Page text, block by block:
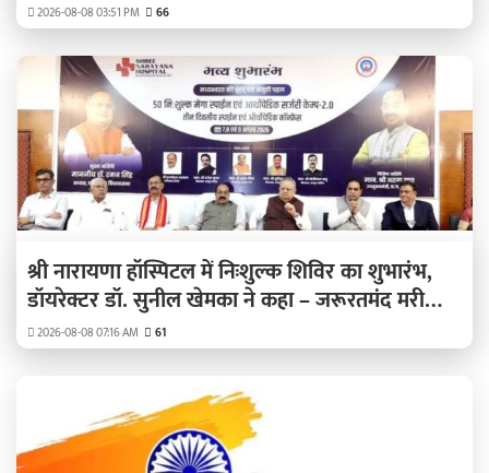
2026-08-08 03:51 PM 66
श्री नारायणा हॉस्पिटल में निःशुल्क शिविर का शुभारंभ,
डॉयरेक्टर डॉ. सुनील खेमका ने कहा – जरूरतमंद मरीजों
का होगा निःशुल्क इलाज
2026-08-08 07:16 AM 61